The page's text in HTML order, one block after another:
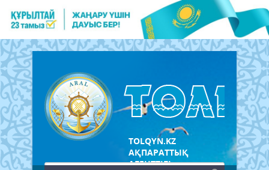
TOLQYN.KZ
АҚПАРАТТЫҚ
АГЕНТТІГІ